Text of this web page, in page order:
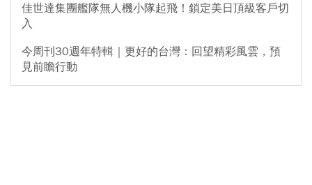
佳世達集團艦隊無人機小隊起飛！鎖定美日頂級客戶切
入
今周刊30週年特輯｜更好的台灣：回望精彩風雲，預
見前瞻行動